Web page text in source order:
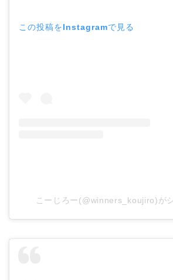
この投稿をInstagramで見る
こーじろー(@winners_koujiro)が